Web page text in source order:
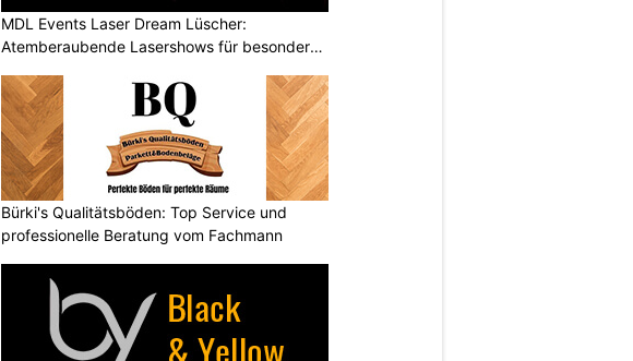
MDL Events Laser Dream Lüscher:
Atemberaubende Lasershows für besondere
Bürki's Qualitätsböden: Top Service und
professionelle Beratung vom Fachmann